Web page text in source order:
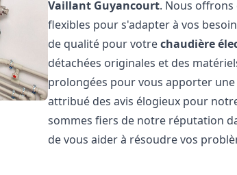
Vaillant Guyancourt. Nous
flexibles pour s'adapter à vos
de qualité pour votrechaudière
détachées originales et des
prolongées pour vous apporter
attribué des avis élogieux pour
sommes fiers de notre réputation
de vous aider à résoudre vos